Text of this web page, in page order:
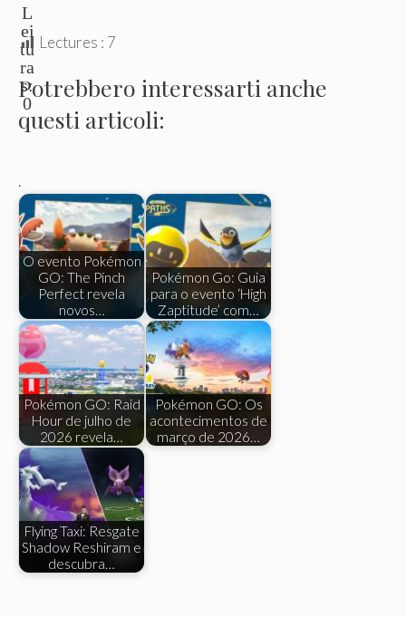
L
ei
tu
ra
s:
0
Lectures : 7
Potrebbero interessarti anche
questi articoli:
.
O evento Pokémon
GO: The Pinch
Perfect revela
novos…
Pokémon Go: Guia
para o evento ‘High
Zaptitude’ com…
Pokémon GO: Raid
Hour de julho de
2026 revela…
Pokémon GO: Os
acontecimentos de
março de 2026…
Flying Taxi: Resgate
Shadow Reshiram e
descubra…